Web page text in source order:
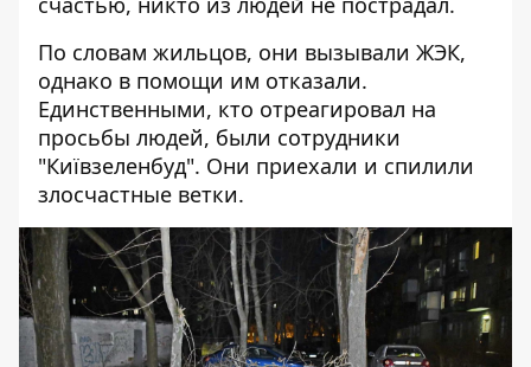
По словам жильцов, они вызывали ЖЭК,
однако в помощи им отказали.
Единственными, кто отреагировал на
просьбы людей, были сотрудники
"Київзеленбуд". Они приехали и спилили
злосчастные ветки.